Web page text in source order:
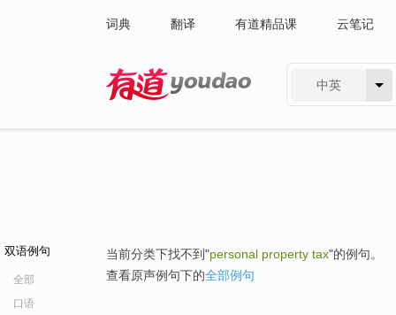
词典 翻译 有道精品课 云笔记
中英
双语例句
全部
口语
当前分类下找不到"personal property tax"的例句。
查看原声例句下的全部例句